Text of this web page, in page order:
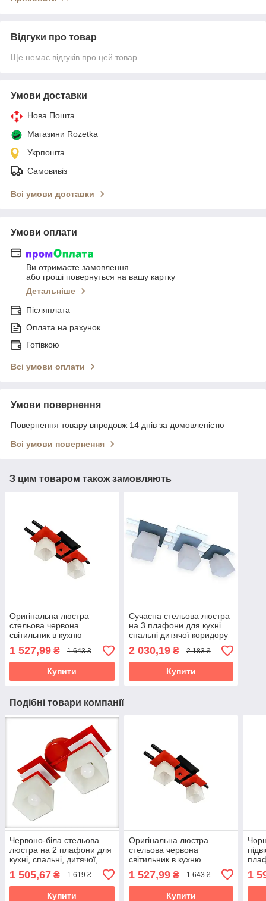
Відгуки про товар
Ще немає відгуків про цей товар
Умови доставки
Нова Пошта
Магазини Rozetka
Укрпошта
Самовивіз
Всі умови доставки
Умови оплати
Ви отримаєте замовлення
або гроші повернуться на вашу картку
Детальніше
Післяплата
Оплата на рахунок
Готівкою
Всі умови оплати
Умови повернення
Повернення товару впродовж 14 днів за домовленістю
Всі умови повернення
З цим товаром також замовляють
Оригінальна люстра
стельова червона
світильник в кухню
спальню дитячу кімнату
коридор на 2 плафони
Данко/2 чорно червоний
1 527,99 ₴ 1 643 ₴
Купити
Сучасна стельова люстра
на 3 плафони для кухні
спальні дитячої коридору
Данко/3
2 030,19₴ 2 183 ₴
Купити
Подібні товари компанії
Червоно-біла стельова
люстра на 2 плафони для
кухні, спальні, дитячої,
1 505,67 ₴ 1 619 ₴
Купити
Оригінальна люстра
стельова червона
світильник в кухню
спальню дитячу кімнату
коридор на 2 плафони
Данко/2 чорно червоний
1 527,99₴ 1 643 ₴
Купити
1